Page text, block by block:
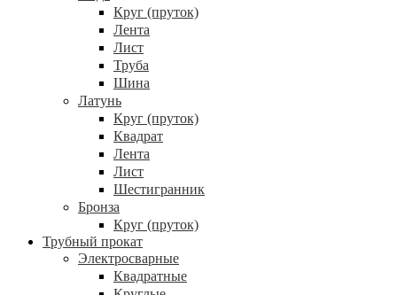
Круг (пруток)
Лента
Лист
Труба
Шина
Латунь
Круг (пруток)
Квадрат
Лента
Лист
Шестигранник
Бронза
Круг (пруток)
Трубный прокат
Электросварные
Квадратные